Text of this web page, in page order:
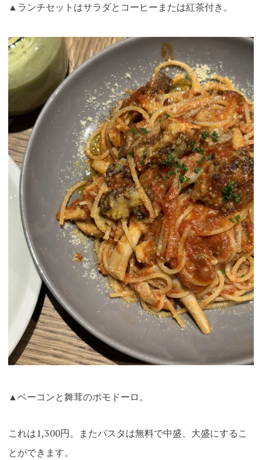
▲ランチセットはサラダとコーヒーまたは紅茶付き。
▲ベーコンと舞茸のポモドーロ。
これは1,300円。またパスタは無料で中盛、大盛にするこ
とができます。